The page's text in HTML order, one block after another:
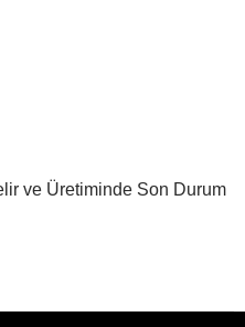
ve Üretiminde Son Durum